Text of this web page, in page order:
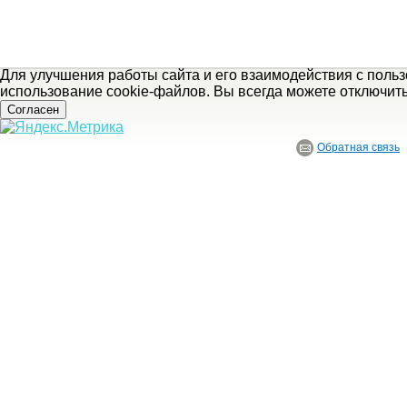
Для улучшения работы сайта и его взаимодействия с
использование cookie-файлов. Вы всегда можете
Согласен
Обратная связь